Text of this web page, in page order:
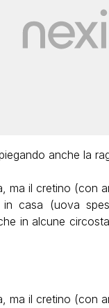
anche la
ma il cretino (con
casa (uova
in alcune
ma il cretino (con